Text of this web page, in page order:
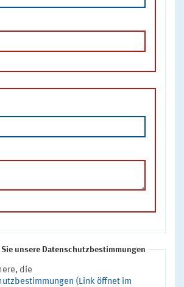
unsere Datenschutzbestimmungen
die
(Link öffnet im